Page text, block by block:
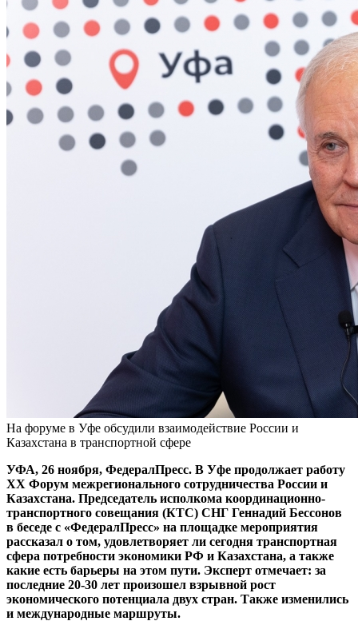
На форуме в Уфе обсудили взаимодействие России и
Казахстана в транспортной сфере
УФА, 26 ноября, ФедералПресс. В Уфе продолжает работу
XX Форум межрегионального сотрудничества России и
Казахстана. Председатель исполкома координационно-
транспортного совещания (КТС) СНГ Геннадий Бессонов
в беседе с «ФедералПресс» на площадке мероприятия
рассказал о том, удовлетворяет ли сегодня транспортная
сфера потребности экономики РФ и Казахстана, а также
какие есть барьеры на этом пути. Эксперт отмечает: за
последние 20-30 лет произошел взрывной рост
экономического потенциала двух стран. Также изменились
и международные маршруты.